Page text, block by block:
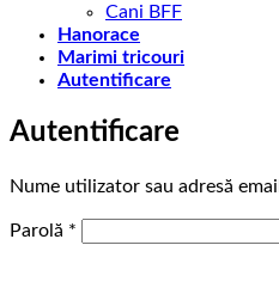
Cani BFF
Hanorace
Marimi tricouri
Autentificare
Autentificare
Nume utilizator sau adresă email
Parolă *